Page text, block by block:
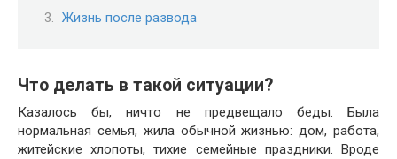
Жизнь после развода
Что делать в такой ситуации?
Казалось бы, ничто не предвещало беды. Была
нормальная семья, жила обычной жизнью: дом, работа,
житейские хлопоты, тихие семейные праздники. Вроде